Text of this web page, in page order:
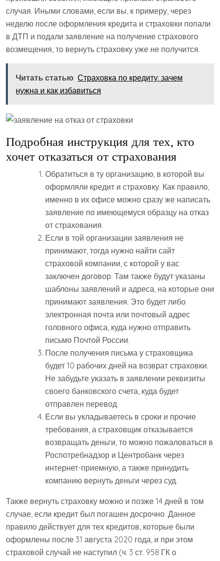
случая. Иными словами, если вы, к примеру, через
неделю после оформления кредита и страховки попали
в ДТП и подали заявление на получение страхового
возмещения, то вернуть страховку уже не получится.
Читать статью Страховка по кредиту: зачем
нужна и как избавиться
Подробная инструкция для тех, кто
хочет отказаться от страхования
Обратиться в ту организацию, в которой вы
оформляли кредит и страховку. Как правило,
именно в их офисе можно сразу же написать
заявление по имеющемуся образцу на отказ
от страхования.
Если в той организации заявления не
принимают, тогда нужно найти сайт
страховой компании, с которой у вас
заключен договор. Там также будут указаны
шаблоны заявлений и адреса, на которые они
принимают заявления. Это будет либо
электронная почта или почтовый адрес
головного офиса, куда нужно отправить
письмо Почтой России.
После получения письма у страховщика
будет 10 рабочих дней на возврат страховки.
Не забудьте указать в заявлении реквизиты
своего банковского счета, куда будет
отправлен перевод.
Если вы укладываетесь в сроки и прочие
требования, а страховщик отказывается
возвращать деньги, то можно пожаловаться в
Роспотребнадзор и Центробанк через
интернет-приемную, а также принудить
компанию вернуть деньги через суд.
Также вернуть страховку можно и позже 14 дней в том
случае, если кредит был погашен досрочно. Данное
правило действует для тех кредитов, которые были
оформлены после 31 августа 2020 года, и при этом
страховой случай не наступил (ч. 3 ст. 958 ГК о